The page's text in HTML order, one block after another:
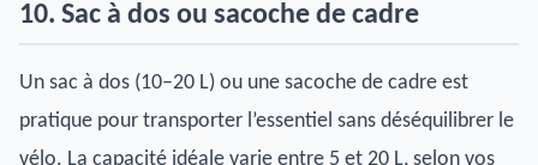
10. Sac à dos ou sacoche de cadre
Un sac à dos (10–20 L) ou une sacoche de cadre est
pratique pour transporter l’essentiel sans déséquilibrer le
vélo. La capacité idéale varie entre 5 et 20 L, selon vos